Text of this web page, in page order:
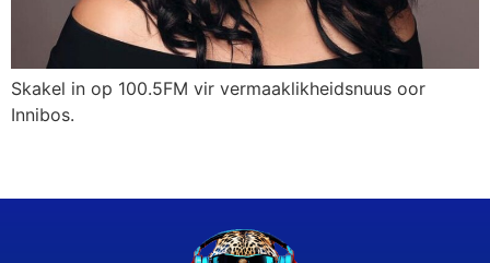
Skakel in op 100.5FM vir vermaaklikheidsnuus oor
Innibos.